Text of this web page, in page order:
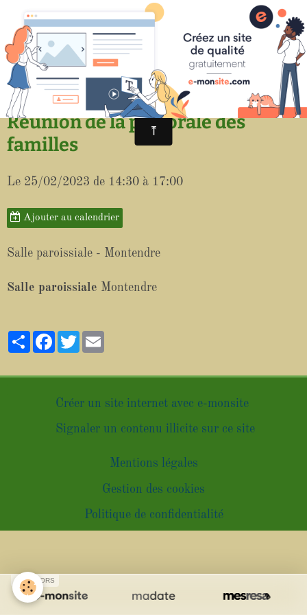
Paroisse de Saint-Aigulin
Réunion de la pastorale des
familles
Le 25/02/2023 de 14:30 à 17:00
Ajouter au calendrier
Salle paroissiale - Montendre
Salle paroissiale Montendre
PartagerFacebook
Twitter
Créer un site internet avec e-monsite
Signaler un contenu illicite sur ce site
Mentions légales
Gestion des cookies
Politique de confidentialité
SPONSORS